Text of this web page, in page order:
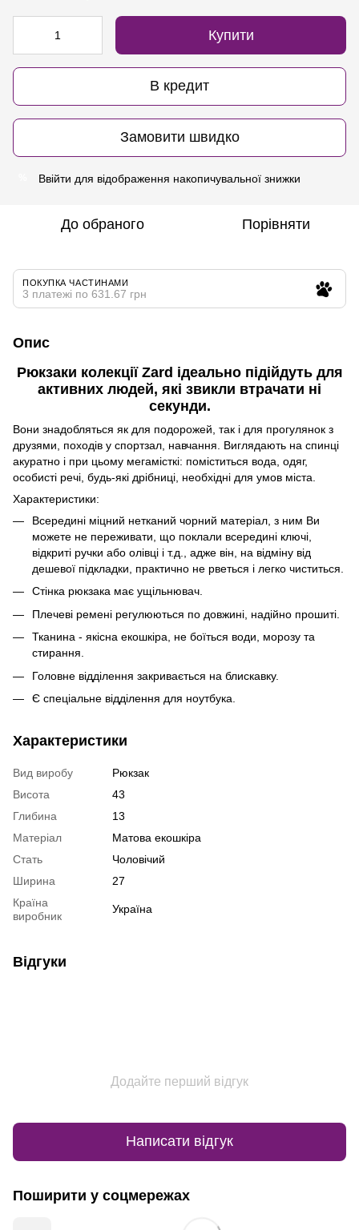
Купити
В кредит
Замовити швидко
Ввійти для відображення накопичувальної знижки
До обраного Порівняти
ПОКУПКА ЧАСТИНАМИ
3 платежі по 631.67 грн
Опис
Рюкзаки колекції Zard ідеально підійдуть для
активних людей, які звикли втрачати ні
секунди.
Вони знадобляться як для подорожей, так і для прогулянок з
друзями, походів у спортзал, навчання. Виглядають на спинці
акуратно і при цьому мегамісткі: поміститься вода, одяг,
особисті речі, будь-які дрібниці, необхідні для умов міста.
Характеристики:
Всередині міцний нетканий чорний матеріал, з ним Ви
можете не переживати, що поклали всередині ключі,
відкриті ручки або олівці і т.д., адже він, на відміну від
дешевої підкладки, практично не рветься і легко чиститься.
Стінка рюкзака має ущільнювач.
Плечеві ремені регулюються по довжині, надійно прошиті.
Тканина - якісна екошкіра, не боїться води, морозу та
стирання.
Головне відділення закривається на блискавку.
Є спеціальне відділення для ноутбука.
Характеристики
Вид виробу
Рюкзак
Висота
43
Глибина
13
Матеріал
Матова екошкіра
Стать
Чоловічий
Ширина
27
Країна
виробник
Україна
Відгуки
Додайте перший відгук
Написати відгук
Поширити у соцмережах